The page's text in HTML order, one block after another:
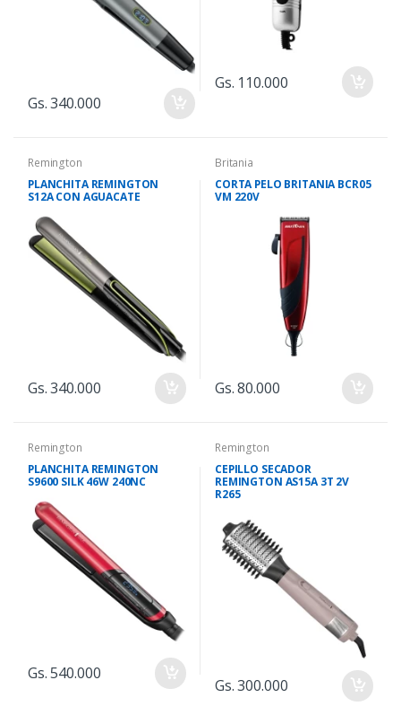
Gs. 340.000
Gs. 110.000
Remington
PLANCHITA REMINGTON
S12A CON AGUACATE
Gs. 340.000
Britania
CORTA PELO BRITANIA BCR05
VM 220V
Gs. 80.000
Remington
PLANCHITA REMINGTON
S9600 SILK 46W 240NC
Gs. 540.000
Remington
CEPILLO SECADOR
REMINGTON AS15A 3T 2V
R265
Gs. 300.000